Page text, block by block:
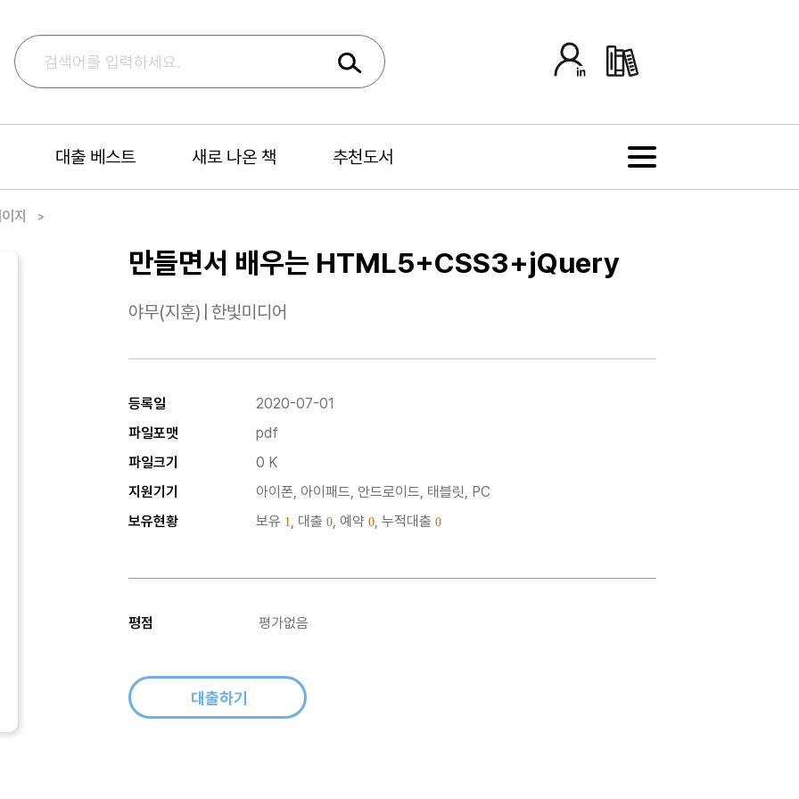
대출 베스트 새로 나온 책 추천도서
지
만들면서 배우는 HTML5+CSS3+jQuery
야무(지훈) 한빛미디어
등록일
2020-07-01
파일포맷
pdf
파일크기
0 K
지원기기
아이폰, 아이패드, 안드로이드, 태블릿, PC
보유현황
보유 1, 대출 0, 예약 0, 누적대출 0
평점 평가없음
대출하기